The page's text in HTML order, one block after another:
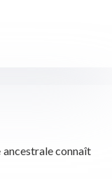
ancestrale connaît